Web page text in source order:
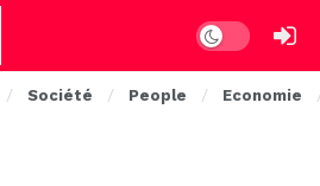
Dark mode
Société People Economie